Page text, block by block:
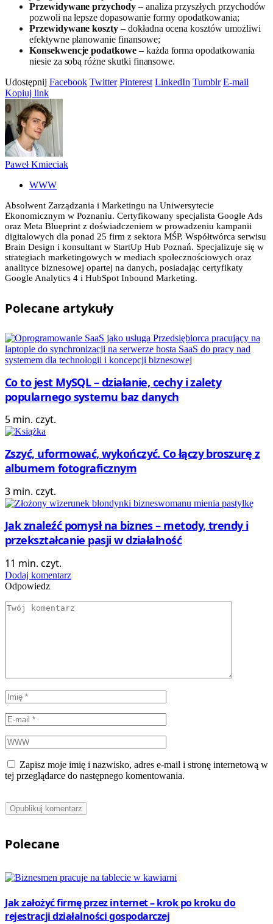
Przewidywane przychody– analiza przyszłych przychodów
pozwoli na lepsze dopasowanie formy opodatkowania;
Przewidywane koszty – dokładna ocena kosztów umożliwi
efektywne planowanie finansowe;
Konsekwencje podatkowe– każda forma opodatkowania
niesie za sobą różne skutki finansowe.
Udostępnij Facebook Twitter Pinterest LinkedIn Tumblr E-mail
Kopiuj link
Paweł Kmieciak
WWW
Absolwent Zarządzania i Marketingu na Uniwersytecie
Ekonomicznym w Poznaniu. Certyfikowany specjalista Google Ads
oraz Meta Blueprint z doświadczeniem w prowadzeniu kampanii
digitalowych dla ponad 25 firm z sektora MŚP. Współtwórca serwisu
Brain Design i konsultant w StartUp Hub Poznań. Specjalizuje się w
strategiach marketingowych w mediach społecznościowych oraz
analityce biznesowej opartej na danych, posiadając certyfikaty
Google Analytics 4 i HubSpot Inbound Marketing.
Polecane artykuły
Co to jest MySQL – działanie, cechy i zalety
popularnego systemu baz danych
5 min. czyt.
Zszyć, uformować, wykończyć. Co łączy broszurę z
albumem fotograficznym
3 min. czyt.
Jak znaleźć pomysł na biznes – metody, trendy i
przekształcanie pasji w działalność
11 min. czyt.
Dodaj komentarz
Odpowiedz
Zapisz moje imię i nazwisko, adres e-mail i stronę internetową w
tej przeglądarce do następnego komentowania.
Polecane
Jak założyć firmę przez internet – krok po kroku do
rejestracji działalności gospodarczej